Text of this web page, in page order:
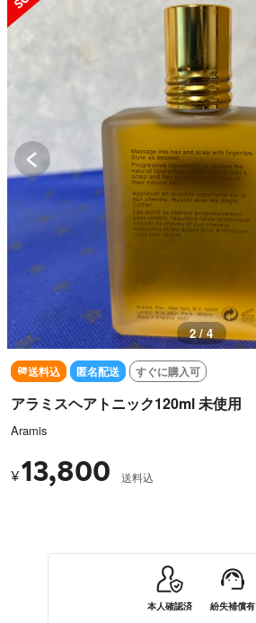
2 / 4
送料込 匿名配送 すぐに購入可
アラミスヘアトニック120ml 未使用
Aramis
¥13,800 送料込
本人確認済 紛失補償有